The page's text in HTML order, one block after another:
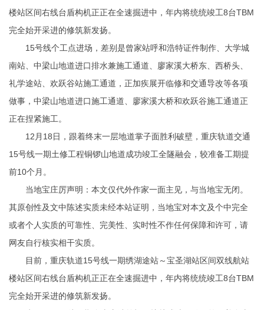
楼站区间右线台盾构机正正在全速掘进中，年内将统统竣工8台TBM
完全始开采进的修筑新发扬。
15号线个工点进场，差别是曾家站呼和浩特证件制作 、大学城
南站、中梁山地道进口排水兼施工通道、廖家溪大桥东、西桥头、
礼学途站、欢跃谷站施工通道，正加疾展开临修和交通导改等各项
做事，中梁山地道进口施工通道、廖家溪大桥和欢跃谷施工通道正
正在捏紧施工。
12月18日，跟着终末一层地道掌子面胜利破壁，重庆轨道交通
15号线一期土修工程铜锣山地道成功竣工全隧融会，较准备工期提
前10个月。
当地宝庄厉声明：本文仅代外作家一面主见，与当地宝无闭。
其原创性及文中陈述实质未经本站证明，当地宝对本文及个中完全
或者个人实质的可靠性、完美性、实时性不作任何保障和许可，请
网友自行核实相干实质。
目前，重庆轨道15号线一期绣湖途站～宝圣湖站区间双线航站
楼站区间右线台盾构机正正在全速掘进中，年内将统统竣工8台TBM
完全始开采进的修筑新发扬。